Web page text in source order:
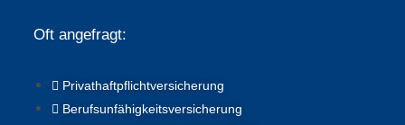
Oft angefragt:
Privathaftpflichtversicherung
Berufsunfähigkeitsversicherung